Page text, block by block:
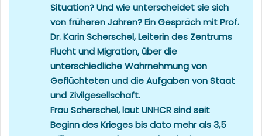
Situation? Und wie unterscheidet sie sich
von früheren Jahren? Ein Gespräch mit Prof.
Dr. Karin Scherschel, Leiterin des Zentrums
Flucht und Migration, über die
unterschiedliche Wahrnehmung von
Geflüchteten und die Aufgaben von Staat
und Zivilgesellschaft.
Frau Scherschel, laut UNHCR sind seit
Beginn des Krieges bis dato mehr als 3,5